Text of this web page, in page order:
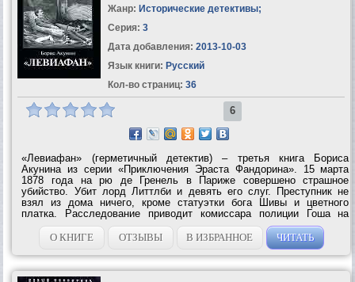
Жанр: Исторические детективы;
Серия: 3
Дата добавления: 2013-10-03
Язык книги: Русский
Кол-во страниц: 36
6
«Левиафан» (герметичный детектив) – третья книга Бориса
Акунина из серии «Приключения Эраста Фандорина». 15 марта
1878 года на рю де Гренель в Париже совершено страшное
убийство. Убит лорд Литтлби и девять его слуг. Преступник не
взял из дома ничего, кроме статуэтки бога Шивы и цветного
платка. Расследование приводит комиссара полиции Гоша на
роскошный корабль «Левиафан», плывущий в Калькутту. Убийца
на корабле, но кто это? Среди...
О КНИГЕ ОТЗЫВЫ В ИЗБРАННОЕ ЧИТАТЬ